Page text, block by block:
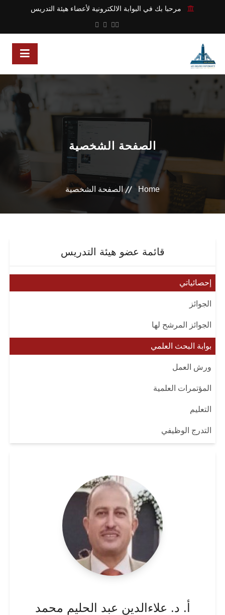
مرحبا بك في البوابة الالكترونية لأعضاء هيئة التدريس
الصفحة الشخصية
Home الصفحة الشخصية
قائمة عضو هيئة التدريس
إحصائياتي
الجوائز
الجوائز المرشح لها
بوابة البحث العلمي
ورش العمل
المؤتمرات العلمية
التعليم
التدرج الوظيفي
أ. د. علاءالدين عبد الحليم محمد